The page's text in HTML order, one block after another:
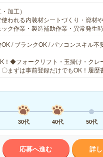
加工）
使われる内装材シートづくり・資材
ク作業・製造補助作業・異常発生
/ ブランクOK / パソコンスキル不
！◆フォークリフト・玉掛け・クレ
〇まずは事前登録だけでもOK！履
30代 40代 50代
応募へ進む 詳